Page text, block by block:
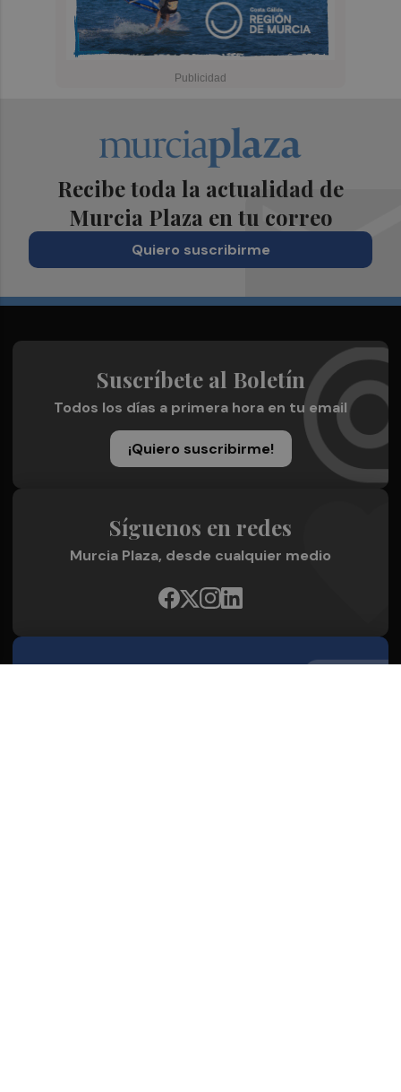
Recibe toda la actualidad de
Murcia Plaza en tu correo
Quiero suscribirme
Suscríbete al Boletín
Todos los días a primera hora en tu email
¡Quiero suscribirme!
Síguenos en redes
Murcia Plaza, desde cualquier medio